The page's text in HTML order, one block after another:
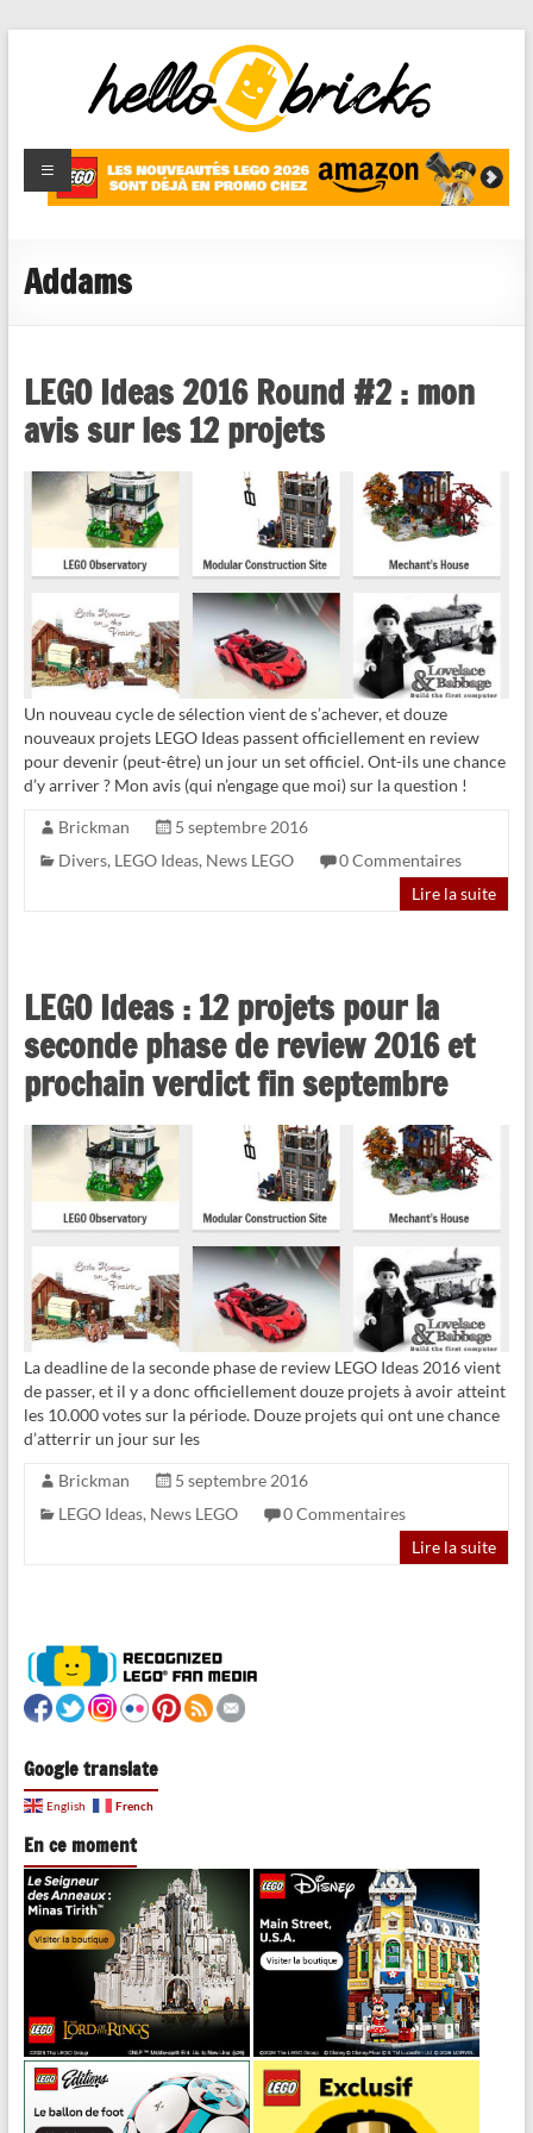
HelloBricks
Blog LEGO,
nouveaut�s
reviews
Addams
LEGO Ideas 2016 Round #2 : mon
avis sur les 12 projets
Un nouveau cycle de sélection vient de s’achever, et douze
nouveaux projets LEGO Ideas passent officiellement en review
pour devenir (peut-être) un jour un set officiel. Ont-ils une chance
d’y arriver ? Mon avis (qui n’engage que moi) sur la question !
Brickman
5 septembre 2016
Divers, LEGO Ideas, News LEGO
0 Commentaires
Lire la suite
LEGO Ideas : 12 projets pour la
seconde phase de review 2016 et
prochain verdict fin septembre
La deadline de la seconde phase de review LEGO Ideas 2016 vient
de passer, et il y a donc officiellement douze projets à avoir atteint
les 10.000 votes sur la période. Douze projets qui ont une chance
d’atterrir un jour sur les
Brickman
5 septembre 2016
LEGO Ideas, News LEGO
0 Commentaires
Lire la suite
Google translate
English French
En ce moment